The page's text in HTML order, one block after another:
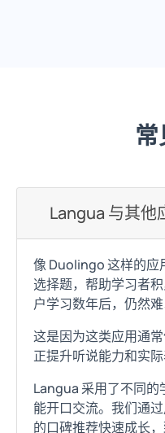
Langua 与其他
像 Duolingo 这样的应
选择题，帮助学习者
户学习数年后，仍然
这是因为这类应用通
正提升听说能力和实际
Langua 采用了不同
能开口交流。我们通
的口碑推荐快速成长